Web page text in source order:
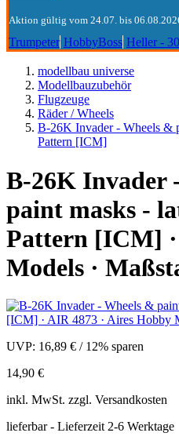
Aktion gültig vom 24.07. bis
Trumpeter HobbyBoss Heller -
modellbau universe
Modellbauzubehör
Flugzeuge
Räder / Wheels
B-26K Invader - Wheels &
Pattern [ICM]
B-26K Invader
paint masks -
Pattern [ICM]
Models ·
UVP: 16,89 € / 12% sparen
14,90 €
inkl. MwSt. zzgl. Versandkosten
lieferbar - Lieferzeit 2-6 Werktage